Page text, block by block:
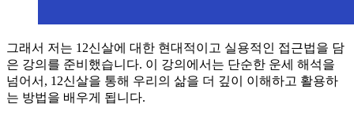
그래서 저는 12신살에 대한 현대적이고 실용적인 접근법을 담
은 강의를 준비했습니다. 이 강의에서는 단순한 운세 해석을
넘어서, 12신살을 통해 우리의 삶을 더 깊이 이해하고 활용하
는 방법을 배우게 됩니다.